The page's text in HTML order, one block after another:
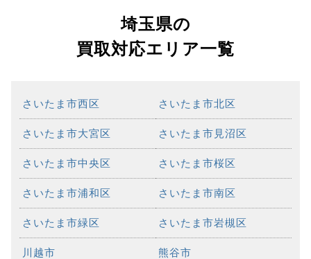
埼玉県の
買取対応エリア一覧
さいたま市西区 さいたま市北区
さいたま市大宮区 さいたま市見沼区
さいたま市中央区 さいたま市桜区
さいたま市浦和区 さいたま市南区
さいたま市緑区 さいたま市岩槻区
川越市 熊谷市